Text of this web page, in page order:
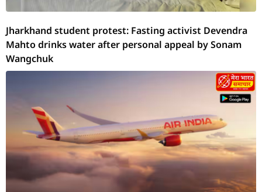
Jharkhand student protest: Fasting activist Devendra
Mahto drinks water after personal appeal by Sonam
Wangchuk